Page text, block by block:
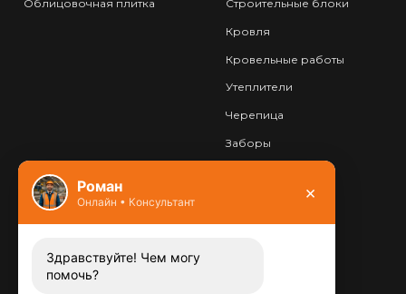
Облицовочная плитка Строительные блоки
Кровля
Кровельные работы
Утеплители
Черепица
Заборы
Контакты
Заказать звонок
Роман
Онлайн • Консультант ×
Здравствуйте! Чем могу
помочь?